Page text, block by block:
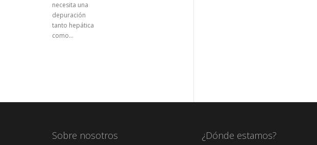
necesita una
depuración
tanto hepática
como...
Sobre nosotros ¿Dónde estamos?